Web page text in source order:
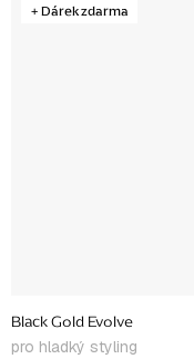
+ Dárek zdarma
Black Gold Evolve
pro hladký styling